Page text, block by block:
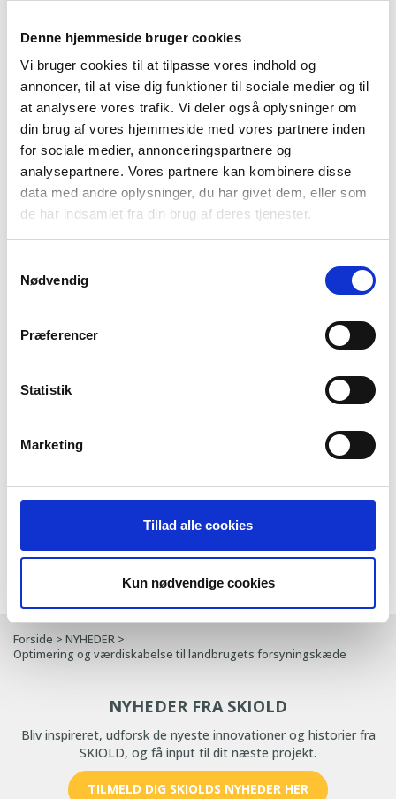
Denne hjemmeside bruger cookies
Vi bruger cookies til at tilpasse vores indhold og
annoncer, til at vise dig funktioner til sociale medier og til
at analysere vores trafik. Vi deler også oplysninger om
din brug af vores hjemmeside med vores partnere inden
for sociale medier, annonceringspartnere og
analysepartnere. Vores partnere kan kombinere disse
data med andre oplysninger, du har givet dem, eller som
de har indsamlet fra din brug af deres tjenester.
Nødvendig
Præferencer
Statistik
Marketing
Tillad alle cookies
Kun nødvendige cookies
gennem hele forsyningskæden.
Implementér SKIOLD digitale og
analytiske teknologier for at få
det komplette overblik i realtid
DistriWin Eat Time
Søer
FlexMix Pro
Stock
Management
Production
Manager
Forside > NYHEDER >
Optimering og værdiskabelse til landbrugets forsyningskæde
NYHEDER FRA SKIOLD
Bliv inspireret, udforsk de nyeste innovationer og historier fra
SKIOLD, og få input til dit næste projekt.
TILMELD DIG SKIOLDS NYHEDER HER